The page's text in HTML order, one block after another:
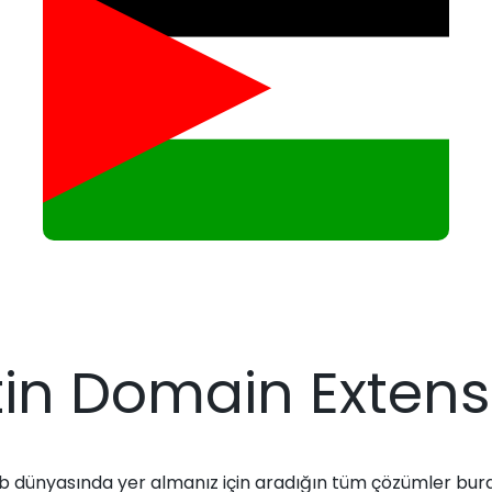
Domain
dünyasında yer almanız için aradığın tüm çözümler